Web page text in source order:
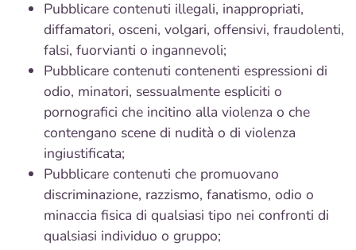
Pubblicare contenuti illegali, inappropriati,
diffamatori, osceni, volgari, offensivi, fraudolenti,
falsi, fuorvianti o ingannevoli;
Pubblicare contenuti contenenti espressioni di
odio, minatori, sessualmente espliciti o
pornografici che incitino alla violenza o che
contengano scene di nudità o di violenza
ingiustificata;
Pubblicare contenuti che promuovano
discriminazione, razzismo, fanatismo, odio o
minaccia fisica di qualsiasi tipo nei confronti di
qualsiasi individuo o gruppo;